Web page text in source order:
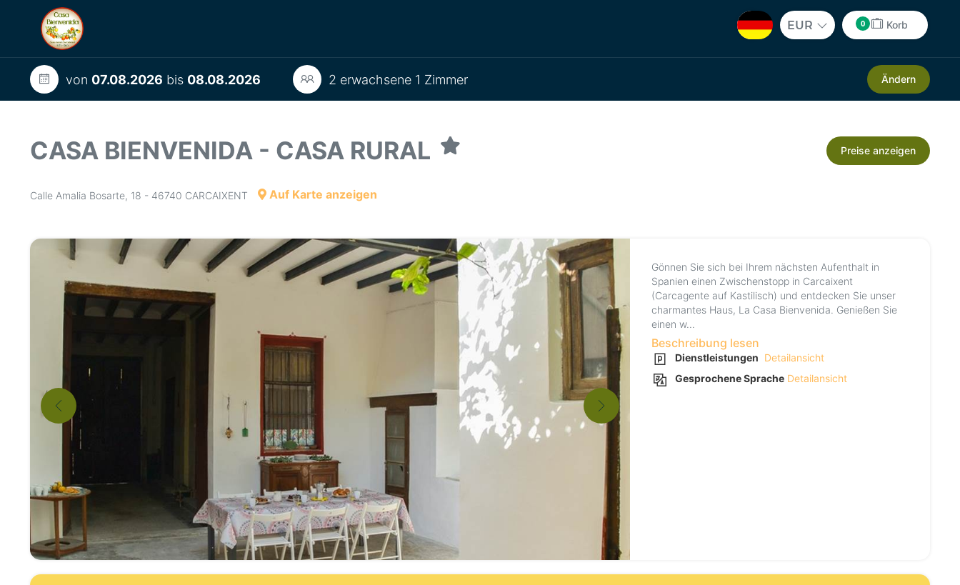
EUR 0 Korb
von 07.08.2026 bis 08.08.2026 2 erwachsene 1 Zimmer Ändern
CASA BIENVENIDA - CASA RURAL
Calle Amalia Bosarte, 18 - 46740 CARCAIXENT Auf Karte anzeigen
Preise anzeigen
Gönnen Sie sich bei Ihrem nächsten Aufenthalt in
Spanien einen Zwischenstopp in Carcaixent
(Carcagente auf Kastilisch) und entdecken Sie unser
charmantes Haus, La Casa Bienvenida. Genießen Sie
einen w...
Beschreibung lesen
Dienstleistungen Detailansicht
Gesprochene Sprache Detailansicht